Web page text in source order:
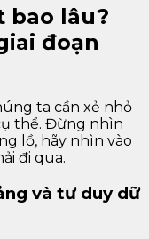
bao lâu?
đoạn
ta cần xẻ nhỏ
thể. Đừng nhìn
lồ, hãy nhìn vào
đi qua.
và tư duy dữ